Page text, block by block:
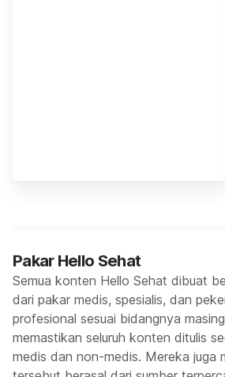
Pakar Hello Sehat
Semua konten Hello Sehat dibuat
dari pakar medis, spesialis, dan
profesional sesuai bidangnya
memastikan seluruh konten ditulis
medis dan non-medis. Mereka juga